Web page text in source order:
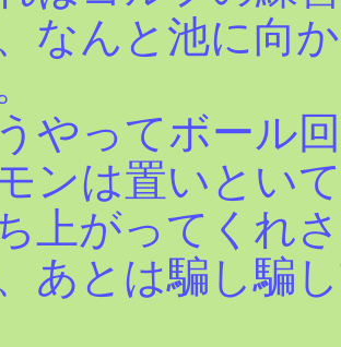
なんと池に向
やってボール
ンは置いとい
上がってくれ
あとは騙し騙